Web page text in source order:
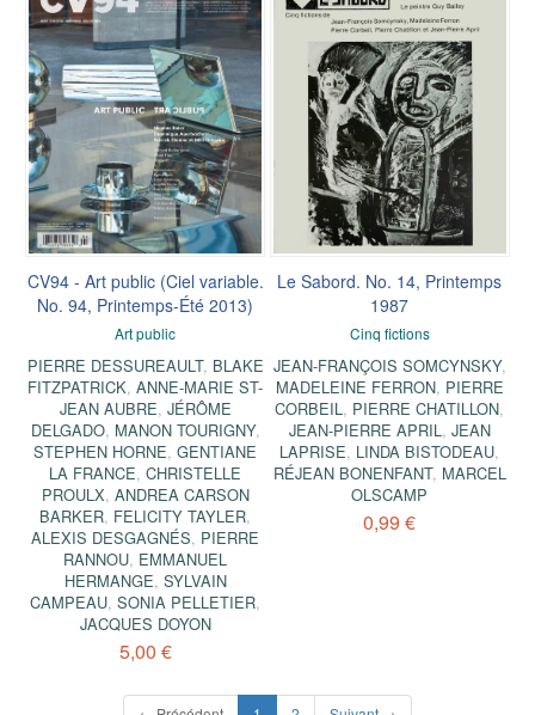
CV94 - Art public (Ciel variable.
No. 94, Printemps-Été 2013)
Art public
PIERRE DESSUREAULT, BLAKE
FITZPATRICK,ANNE-MARIE ST-
JEAN AUBRE, JÉRÔME
DELGADO, MANON TOURIGNY,
STEPHEN HORNE,GENTIANE
LA FRANCE,CHRISTELLE
PROULX, ANDREA CARSON
BARKER, FELICITY TAYLER,
ALEXIS DESGAGNÉS, PIERRE
RANNOU, EMMANUEL
HERMANGE, SYLVAIN
CAMPEAU,SONIA PELLETIER,
JACQUES DOYON
5,00 €
Le Sabord. No. 14, Printemps
1987
Cinq fictions
JEAN-FRANÇOIS SOMCYNSKY,
MADELEINE FERRON, PIERRE
CORBEIL, PIERRE CHATILLON,
JEAN-PIERRE APRIL, JEAN
LAPRISE, LINDA BISTODEAU,
RÉJEAN BONENFANT, MARCEL
OLSCAMP
0,99 €